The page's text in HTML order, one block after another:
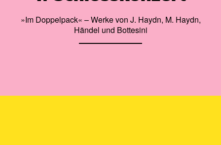
»Im Doppelpack« – Werke von J. Haydn, M. Haydn,
Händel und Bottesini